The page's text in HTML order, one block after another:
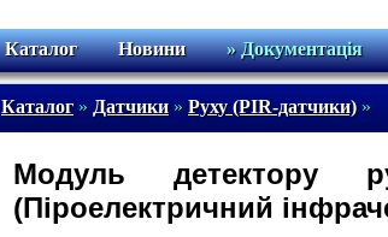
Каталог Новини » Документація
Каталог» Датчики» Руху (PIR-датчики)»
Модуль детектору
(Піроелектричний